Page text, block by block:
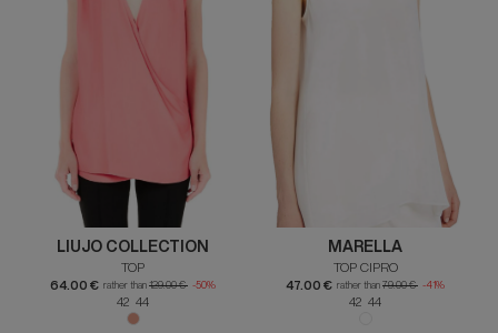
LIUJO COLLECTION
TOP
64.00 € rather than 129.00 € -50%
42 44
MARELLA
TOP CIPRO
47.00 € rather than 79.00 € -41%
42 44